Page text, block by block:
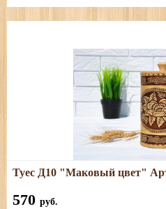
Размеры: диаметр - 10,5 см;
объём
Туес Д10 "Маковый цвет"
570 руб.